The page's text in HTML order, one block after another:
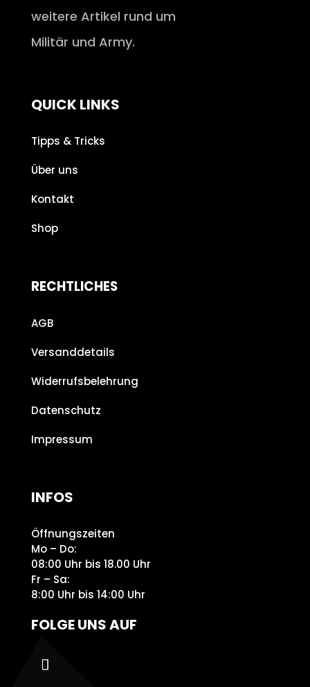
weitere Artikel rund um
Militär und Army.
QUICK LINKS
Tipps & Tricks
Über uns
Kontakt
Shop
RECHTLICHES
AGB
Versanddetails
Widerrufsbelehrung
Datenschutz
Impressum
INFOS
Öffnungszeiten
Mo – Do:
08:00 Uhr bis 18.00 Uhr
Fr – Sa:
8:00 Uhr bis 14:00 Uhr
FOLGE UNS AUF